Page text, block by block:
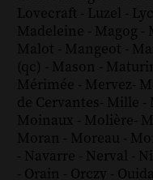
Lovecraft - Luzel -
Madeleine - Magog -
Malot - Mangeot -
(qc) - Mason -
Mérimée - Mervez-
de Cervantes- Mille -
Moinaux - Molière-
Moran - Moreau -
- Navarre - Nerval -
- Orain - Orczy - Ouida